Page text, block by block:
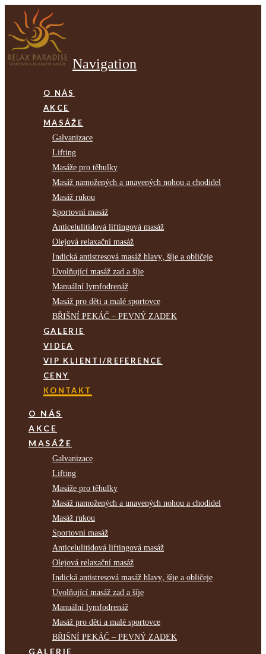
Navigation
O NÁS
AKCE
MASÁŽE
Galvanizace
Lifting
Masáže pro těhulky
Masáž namožených a unavených nohou a chodidel
Masáž rukou
Sportovní masáž
Anticelulitidová liftingová masáž
Olejová relaxační masáž
Indická antistresová masáž hlavy, šíje a obličeje
Uvolňující masáž zad a šíje
Manuální lymfodrenáž
Masáž pro děti a malé sportovce
BŘIŠNÍ PEKÁČ – PEVNÝ ZADEK
GALERIE
VIDEA
VIP KLIENTI/REFERENCE
CENY
KONTAKT
O NÁS
AKCE
MASÁŽE
Galvanizace
Lifting
Masáže pro těhulky
Masáž namožených a unavených nohou a chodidel
Masáž rukou
Sportovní masáž
Anticelulitidová liftingová masáž
Olejová relaxační masáž
Indická antistresová masáž hlavy, šíje a obličeje
Uvolňující masáž zad a šíje
Manuální lymfodrenáž
Masáž pro děti a malé sportovce
BŘIŠNÍ PEKÁČ – PEVNÝ ZADEK
GALERIE